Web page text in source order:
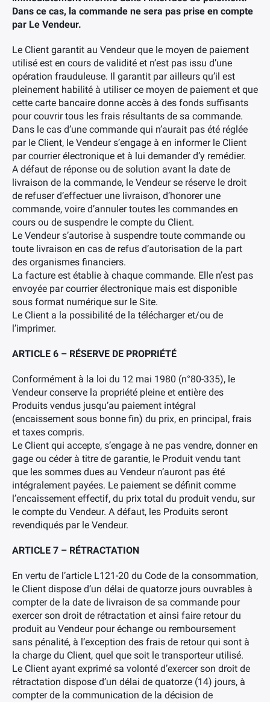
Dans ce cas, la commande ne sera pas prise en compte
par Le Vendeur.
Le Client garantit au Vendeur que le moyen de paiement
utilisé est en cours de validité et n’est pas issu d’une
opération frauduleuse. Il garantit par ailleurs qu’il est
pleinement habilité à utiliser ce moyen de paiement et que
cette carte bancaire donne accès à des fonds suffisants
pour couvrir tous les frais résultants de sa commande.
Dans le cas d’une commande qui n’aurait pas été réglée
par le Client, le Vendeur s’engage à en informer le Client
par courrier électronique et à lui demander d’y remédier.
A défaut de réponse ou de solution avant la date de
livraison de la commande, le Vendeur se réserve le droit
de refuser d’effectuer une livraison, d’honorer une
commande, voire d’annuler toutes les commandes en
cours ou de suspendre le compte du Client.
Le Vendeur s’autorise à suspendre toute commande ou
toute livraison en cas de refus d’autorisation de la part
des organismes financiers.
La facture est établie à chaque commande. Elle n’est pas
envoyée par courrier électronique mais est disponible
sous format numérique sur le Site.
Le Client a la possibilité de la télécharger et/ou de
l’imprimer.
ARTICLE 6 – RÉSERVE DE PROPRIÉTÉ
Conformément à la loi du 12 mai 1980 (n°80-335), le
Vendeur conserve la propriété pleine et entière des
Produits vendus jusqu’au paiement intégral
(encaissement sous bonne fin) du prix, en principal, frais
et taxes compris.
Le Client qui accepte, s’engage à ne pas vendre, donner en
gage ou céder à titre de garantie, le Produit vendu tant
que les sommes dues au Vendeur n’auront pas été
intégralement payées. Le paiement se définit comme
l’encaissement effectif, du prix total du produit vendu, sur
le compte du Vendeur. A défaut, les Produits seront
revendiqués par le Vendeur.
ARTICLE 7 – RÉTRACTATION
En vertu de l’article L121-20 du Code de la consommation,
le Client dispose d’un délai de quatorze jours ouvrables à
compter de la date de livraison de sa commande pour
exercer son droit de rétractation et ainsi faire retour du
produit au Vendeur pour échange ou remboursement
sans pénalité, à l’exception des frais de retour qui sont à
la charge du Client, quel que soit le transporteur utilisé.
Le Client ayant exprimé sa volonté d’exercer son droit de
rétractation dispose d’un délai de quatorze (14) jours, à
compter de la communication de la décision de
×